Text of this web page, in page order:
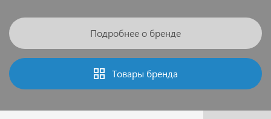
Подробнее о бренде
Товары бренда